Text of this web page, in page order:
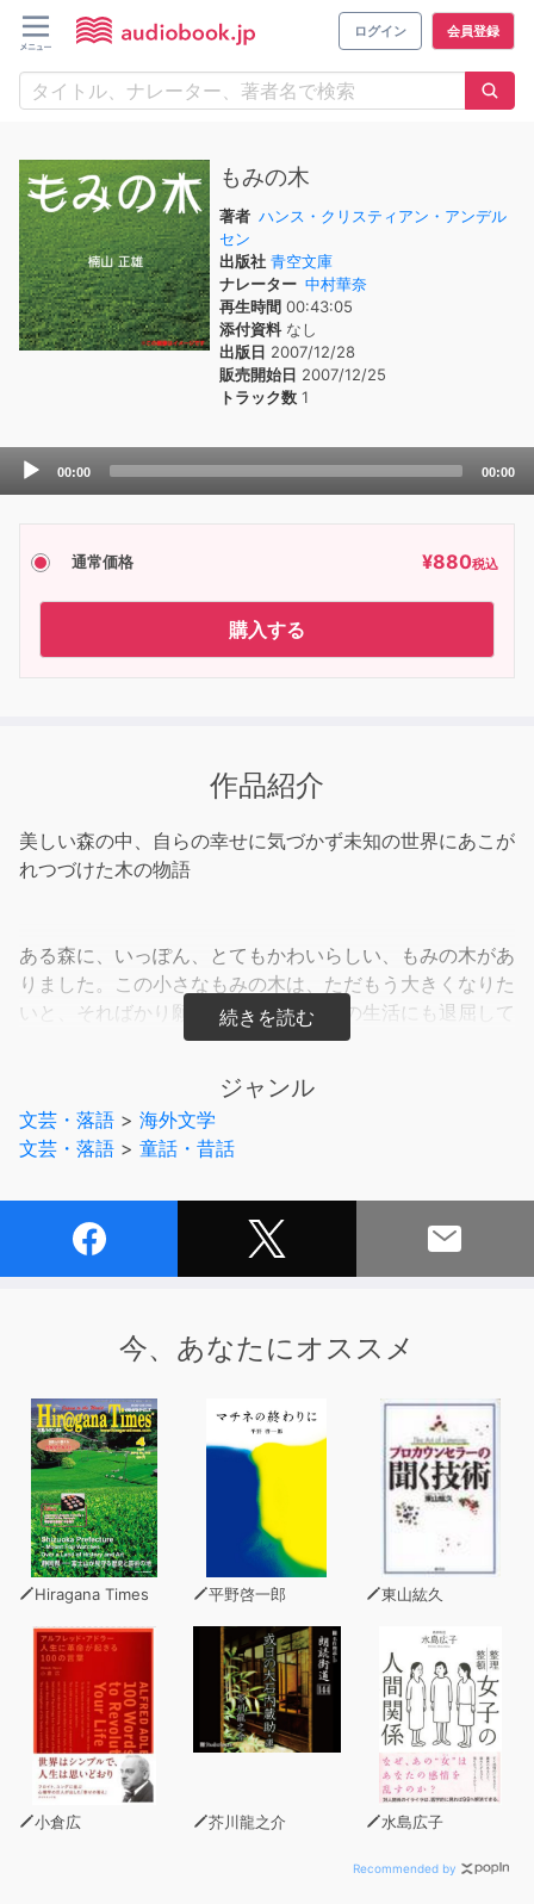
ログイン 会員登録
もみの木
著者 ハンス・クリスティアン・アンデル
セン
出版社 青空文庫
ナレーター 中村華奈
再生時間 00:43:05
添付資料なし
出版日 2007/12/28
販売開始日 2007/12/25
トラック数 1
Audio
00:00 00:00
通常価格 ¥880税込
購入する
作品紹介
美しい森の中、自らの幸せに気づかず未知の世界にあこが
れつづけた木の物語
ある森に、いっぽん、とてもかわいらしい、もみの木があ
りました。この小さなもみの木は、ただもう大きくなりた
いと、そればかり願っていました。森の生活にも退屈して
います。この森では、クリスマスが近くなってくると、い
り出します。これは毎年のおきまりでした。若い小さなも
みの木は、切り倒されて荷車につまれ、森を出ていく他の
もみの木たちを見て不思議がります。みんな、どこへいく
クリスマスの季節、ついにこのもみの木にも切り倒される
た…」、もみの木のため息が聞こえてきます。ちょっぴり
ックで味わってください。
本作品は発表時の未熟な時代背景から、今日の社会では一
般的でなく、不適切と思われる表現が含まれている箇所が
ございます。
しかし作品のオリジナル性を最大限に尊重し、なるべく当
時のまま忠実に再現することを優先いたしました。
ジャンル
文芸・落語 > 海外文学
文芸・落語 > 童話・昔話
今、あなたにオススメ
Hiragana Times 平野啓一郎 東山紘久
小倉広 芥川龍之介 水島広子
Recommended by